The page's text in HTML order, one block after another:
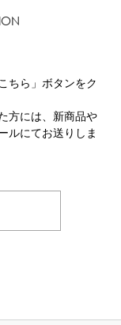
ちら」ボタンをク
方には、新商品や
ルにてお送りしま